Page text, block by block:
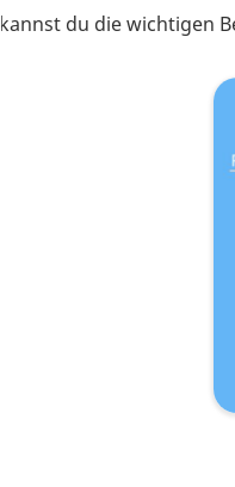
kannst du die wichtigen